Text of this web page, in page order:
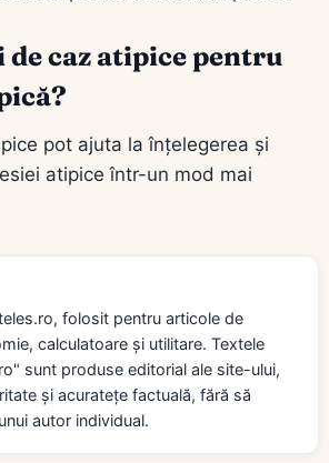
caz atipice pentru
pot ajuta la înțelegerea și
atipice într-un mod mai
folosit pentru articole de
calculatoare și utilitare. Textele
sunt produse editorial ale site-ului,
și acuratețe factuală, fără să
autor individual.